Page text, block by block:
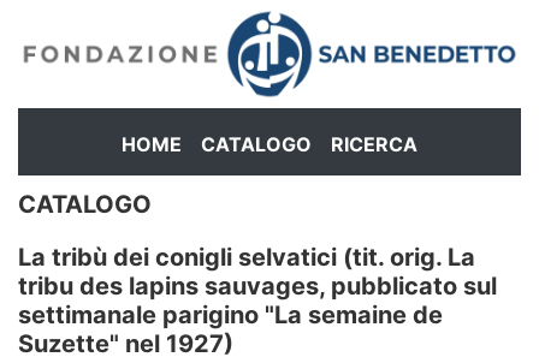
HOME CATALOGO RICERCA
CATALOGO
La tribù dei conigli selvatici (tit. orig. La
tribu des lapins sauvages, pubblicato sul
settimanale parigino "La semaine de
Suzette" nel 1927)